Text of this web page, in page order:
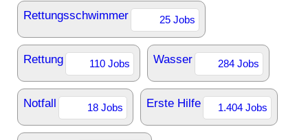
Rettungsschwimmer 25 Jobs
Rettung 110 Jobs Wasser 284 Jobs
Notfall 18 Jobs Erste Hilfe 1.404 Jobs